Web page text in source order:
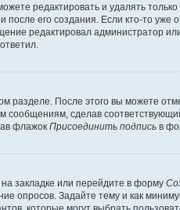
редактировать и удалять
его создания. Если кто-то
редактировал администратор
разделе. После этого вы можете
сделав
флажок Присоединить подпись в
закладке или перейдите в форму
опросов. Задайте тему и как